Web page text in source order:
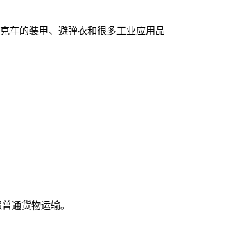
车的装甲、避弹衣和很多工业应用品
通货物运输。